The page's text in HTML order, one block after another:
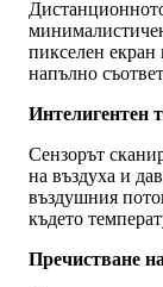
пикселен
напълно
Интелигентен
Сензорът
на въздуха и
въздушния
където
Пречистване